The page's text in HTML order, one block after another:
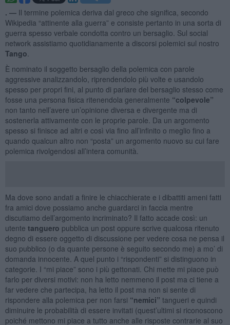
. — Il termine polemica deriva dal greco che significa, secondo
Wikipedia “attinente alla guerra” e consiste pertanto in una sorta di
guerra spesso verbale condotta contro un bersaglio. Sul social
network assistiamo quotidianamente a discorsi polemici sul nostro
Tango
È nominato il soggetto bersaglio della polemica con parole
aggressive analizzandolo, riprendendolo più volte e usandolo
spesso per propri fini, al punto di parlare del bersaglio stesso come
fosse una persona fisica ritenendola generalmente “colpevole”
non tanto nell’avere un’opinione diversa e divergente ma di
sostenerla attivamente con le proprie parole. Da un argomento
spesso si finisce ad altri e così via fino all’infinito o meglio fino a
quando qualcun altro non “posta” un argomento nuovo su cui fare
polemica rivolgendosi all’intera comunità.
Ma dove sono andati a finire le chiacchierate e i dibattiti ameni fatti
fra amici dove possiamo anche guardarci in faccia mentre
discutiamo dell’argomento incriminato? Il fatto accade così: un
utente tanguero pubblica un post oppure scrive qualcosa ritenuto
degno di essere oggetto di discussione per vedere cosa ne pensa il
suo pubblico (o da quante persone è seguito secondo me) a mo’ di
domanda innocente. A quel punto i “rispondenti” si distinguono in
categorie. I “mi piace” sono i più gettonati. Chi mette mi piace può
farlo per diversi motivi: non ha letto nemmeno il post ma ci tiene a
far vedere che partecipa, ha letto il post ma non si sente di
rispondere alla polemica per non farsi “nemici” tangueri e quindi
diminuire le probabilità di essere invitati (quest’ultimi si riconoscono
poiché mettono mi piace a tutto anche alle risposte contrarie al suo